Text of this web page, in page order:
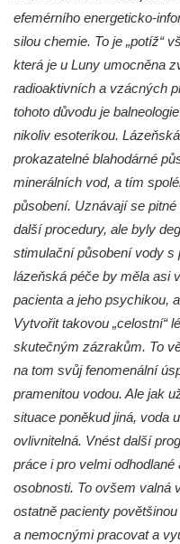
efemérního energeticko-
silou chemie. To je „potíž“
která je u Luny umocněna
radioaktivních a vzácných
tohoto důvodu je
nikoliv esoterikou.
prokazatelné blahodárné
minerálních vod, a tím
působení. Uznávají se
další procedury, ale byly
stimulační působení vody s
lázeňská péče by měla asi
pacienta a jeho psychikou,
Vytvořit takovou „celostní“
skutečným zázrakům. To
na tom svůj fenomenální
pramenitou vodou. Ale jak
situace poněkud jiná, voda
ovlivnitelná. Vnést další
práce i pro velmi
osobnosti. To ovšem valná
ostatně pacienty
a nemocnými pracovat a